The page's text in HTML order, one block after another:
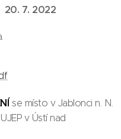
20. 7. 2022
se místo v Jablonci n. N.
v Ústí nad